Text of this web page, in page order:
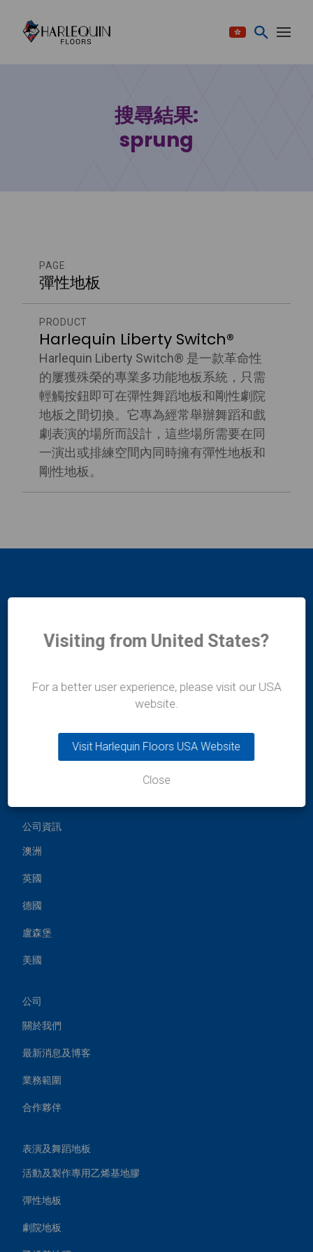
搜尋結果:
sprung
PAGE
彈性地板
PRODUCT
Harlequin Liberty Switch®
Harlequin Liberty Switch® 是一款革命性
的屢獲殊榮的專業多功能地板系統，只需
輕觸按鈕即可在彈性舞蹈地板和剛性劇院
地板之間切換。它專為經常舉辦舞蹈和戲
劇表演的場所而設計，這些場所需要在同
一演出或排練空間內同時擁有彈性地板和
剛性地板。
上環文咸東街49號
hksales@harlequinfloors.com
公司資訊
澳洲
英國
德國
盧森堡
美國
公司
關於我們
最新消息及博客
業務範圍
合作夥伴
表演及舞蹈地板
活動及製作專用乙烯基地膠
彈性地板
劇院地板
Visiting from United States?
For a better user experience, please visit our USA
website.
Visit Harlequin Floors USA Website
Close